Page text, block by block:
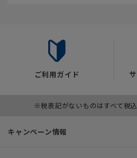
ご利用ガイド
※税表記がないものはすべて税
キャンペーン情報